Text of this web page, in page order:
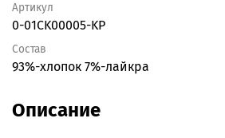
Артикул
0-01CK00005-KP
Состав
93%-хлопок 7%-лайкра
Описание